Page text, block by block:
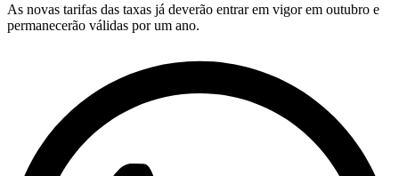
As novas tarifas das taxas já deverão entrar em vigor em outubro e
permanecerão válidas por um ano.